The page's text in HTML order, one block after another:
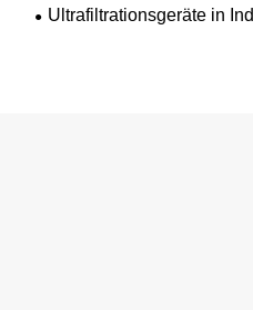
Ultrafiltrationsgeräte in